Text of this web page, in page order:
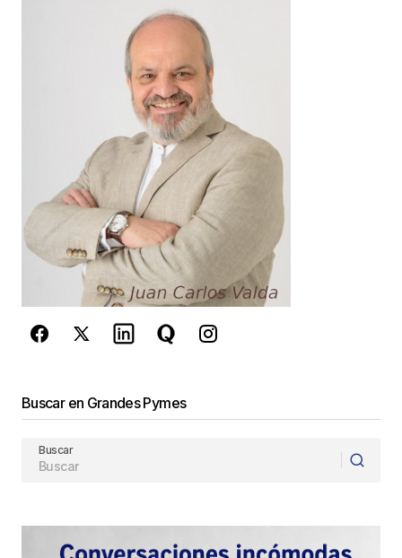
*
Guarda mi nombre, correo electrónico y web en
este navegador para la próxima vez que
comente.
Este sitio esta protegido por
reCAPTCHA y laPolítica de
privacidad y los Términos del servicio
Buscar en Grandes Pymes
Buscar